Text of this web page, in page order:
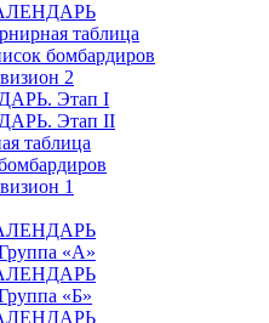
таблица
бомбардиров
2
Этап I
Этап II
таблица
1
«А»
«Б»